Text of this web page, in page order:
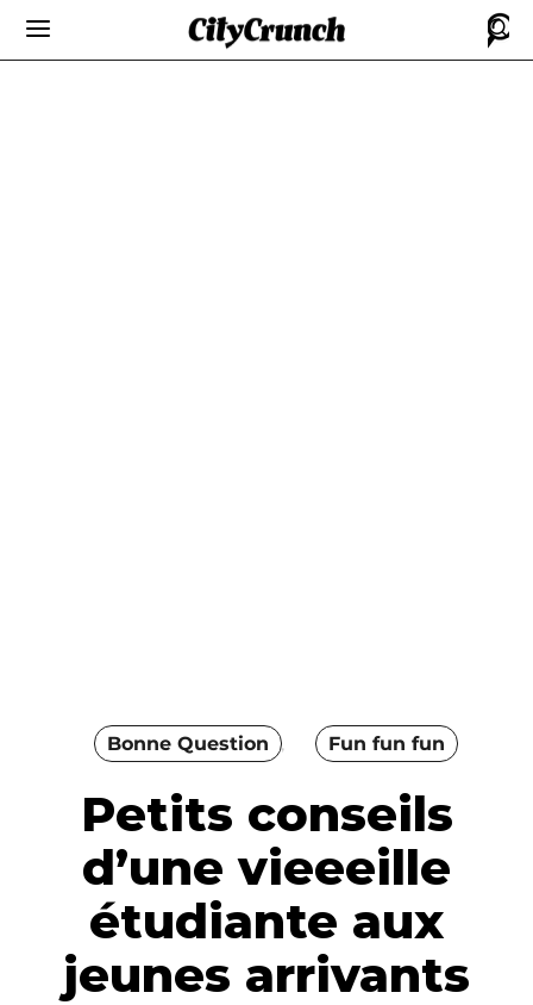
Bonne Question Fun fun fun
Petits conseils
d’une vieeeille
étudiante aux
jeunes arrivants